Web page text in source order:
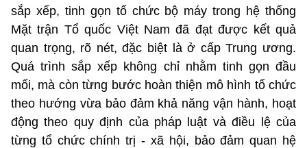
sắp xếp, tinh gọn tổ chức bộ máy trong hệ thống
Mặt trận Tổ quốc Việt Nam đã đạt được kết quả
quan trọng, rõ nét, đặc biệt là ở cấp Trung ương.
Quá trình sắp xếp không chỉ nhằm tinh gọn đầu
mối, mà còn từng bước hoàn thiện mô hình tổ chức
theo hướng vừa bảo đảm khả năng vận hành, hoạt
động theo quy định của pháp luật và điều lệ của
từng tổ chức chính trị - xã hội, bảo đảm quan hệ